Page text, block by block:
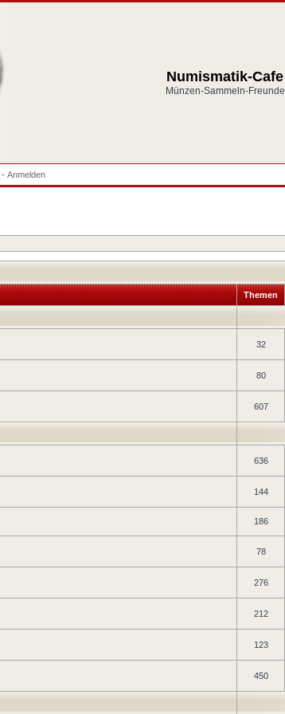
Numismatik-Cafe
Münzen-Sammeln-Freunde
- Anmelden
Themen
32
80
607
636
144
186
78
276
212
123
450